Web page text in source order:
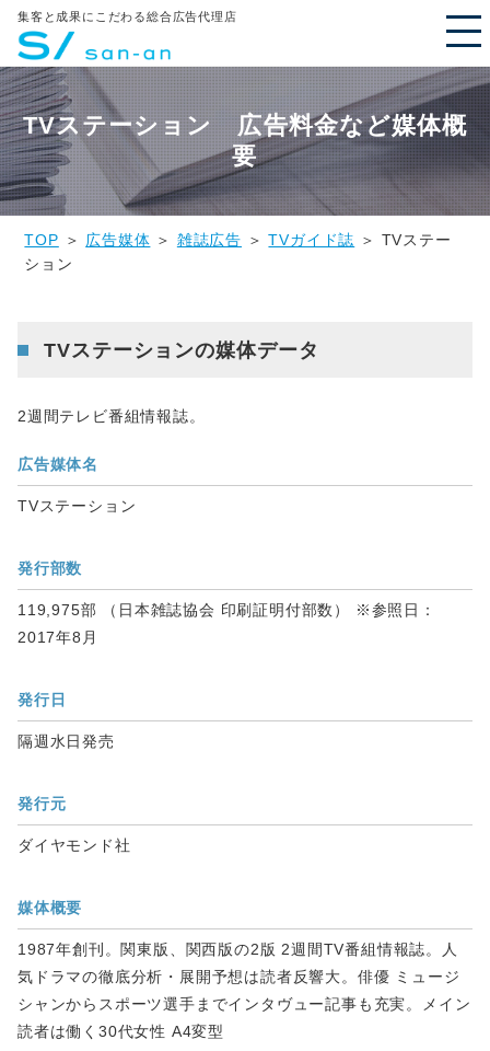
集客と成果にこだわる総合広告代理店
TVステーション 広告料金など媒体概
要
TOP ＞ 広告媒体 ＞ 雑誌広告 ＞TVガイド誌 ＞ TVステー
ション
TVステーションの媒体データ
2週間テレビ番組情報誌。
広告媒体名
TVステーション
発行部数
119,975部 （日本雑誌協会 印刷証明付部数） ※参照日：
2017年8月
発行日
隔週水日発売
発行元
ダイヤモンド社
媒体概要
1987年創刊。関東版、関西版の2版 2週間TV番組情報誌。人
気ドラマの徹底分析・展開予想は読者反響大。俳優 ミュージ
シャンからスポーツ選手までインタヴュー記事も充実。メイン
読者は働く30代女性 A4変型